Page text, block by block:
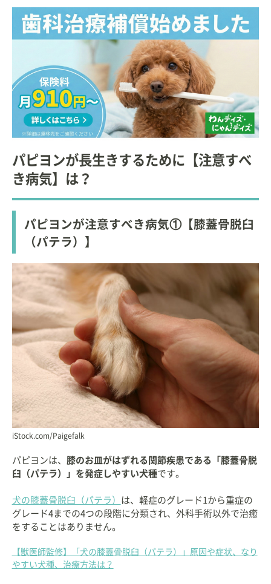
パピヨンが長生きするために【注意すべ
き病気】は？
パピヨンが注意すべき病気①【膝蓋骨脱臼
（パテラ）】
iStock.com/Paigefalk
パピヨンは、 膝のお皿がはずれる関節疾患である「膝蓋骨脱
臼（パテラ）」を発症しやすい犬種です。
犬の膝蓋骨脱臼（パテラ） は、軽症のグレード1から重症の
グレード4までの4つの段階に分類され、外科手術以外で治癒
をすることはありません。
【獣医師監修】「犬の膝蓋骨脱臼（パテラ）」原因や症状、なり
やすい犬種、治療方法は？